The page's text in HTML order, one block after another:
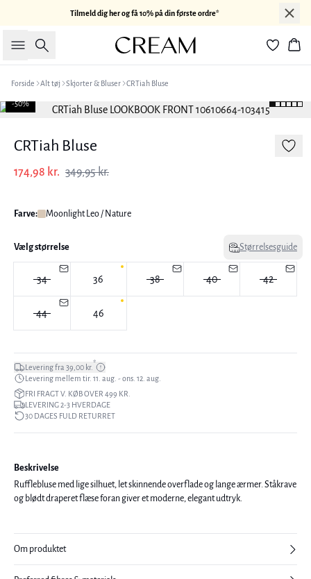
Tilmeld dig her og få 10% på din første ordre*
Søg
Forside Alt tøj Skjorter & Bluser CRTiah Bluse
-50%
CRTiah Bluse
174,98 kr. 349,95 kr.
Farve: Moonlight Leo / Nature
Vælg størrelse Størrelsesguide
34 36 38 40 42
44 46
Levering fra 39,00 kr.*
Levering mellem tir. 11. aug. - ons. 12. aug.
FRI FRAGT V. KØB OVER 499 KR.
LEVERING 2-3 HVERDAGE
30 DAGES FULD RETURRET
Beskrivelse
Rufflebluse med lige silhuet, let skinnende overflade og lange ærmer. Ståkrave
og blødt draperet flæse foran giver et moderne, elegant udtryk.
Om produktet